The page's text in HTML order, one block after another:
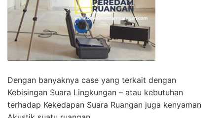
Dengan banyaknya case yang terkait dengan
Kebisingan Suara Lingkungan – atau kebutuhan
terhadap Kekedapan Suara Ruangan juga kenyaman